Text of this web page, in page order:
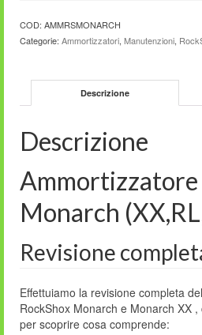
COD: AMMRSMONARCH
Categorie: Ammortizzatori, Manutenzioni,
Descrizione
Descrizione
Ammortizzatore
Monarch
Revisione
Effettuiamo la revisione completa
RockShox Monarch e Monarch XX
per scoprire cosa comprende: